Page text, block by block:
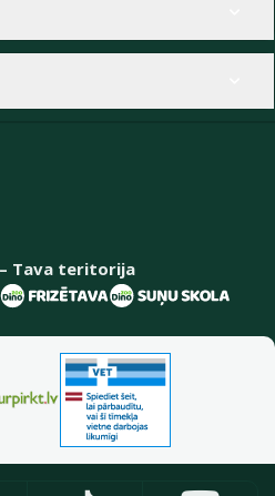
Tava teritorija